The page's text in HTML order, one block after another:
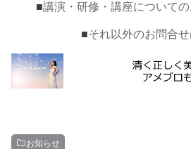
■講演・研修・講座について
■それ以外のお問合
お知らせ